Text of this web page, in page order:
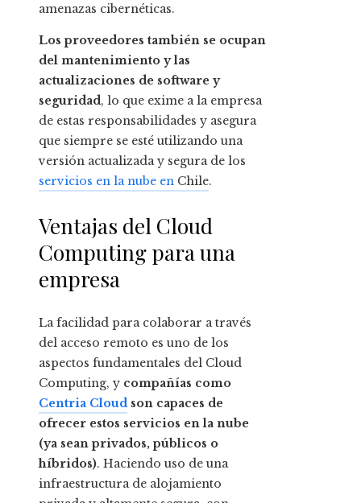
amenazas cibernéticas.
Los proveedores también se ocupan
del mantenimiento y las
actualizaciones de software y
seguridad, lo que exime a la empresa
de estas responsabilidades y asegura
que siempre se esté utilizando una
versión actualizada y segura de los
servicios en la nube en Chile.
Ventajas del Cloud
Computing para una
empresa
La facilidad para colaborar a través
del acceso remoto es uno de los
aspectos fundamentales del Cloud
Computing, y compañías como
Centria Cloud son capaces de
ofrecer estos servicios en la nube
(ya sean privados, públicos o
híbridos). Haciendo uso de una
infraestructura de alojamiento